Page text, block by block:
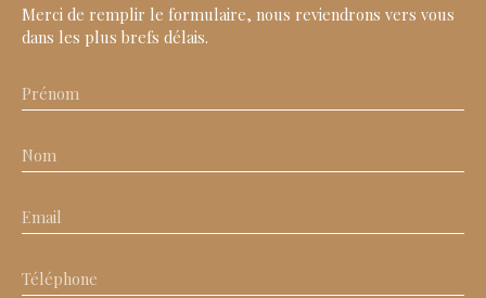
Merci de remplir le formulaire, nous reviendrons vers vous
dans les plus brefs délais.
Prénom
Nom
Email
Téléphone